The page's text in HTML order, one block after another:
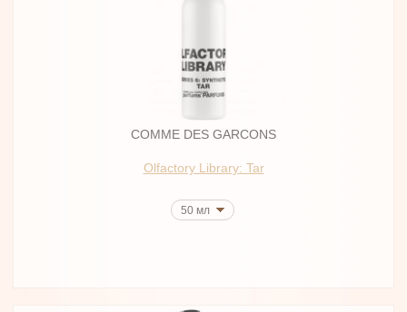
COMME DES GARCONS
Olfactory Library: Tar
50 мл